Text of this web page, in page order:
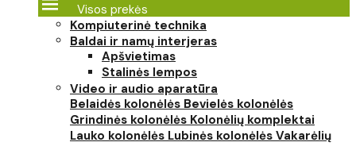
Visos prekės
Kompiuterinė technika
Baldai ir namų interjeras
Apšvietimas
Stalinės lempos
Video ir audio aparatūra
Belaidės kolonėlės Bevielės kolonėlės
Grindinės kolonėlės Kolonėlių komplektai
Lauko kolonėlės Lubinės kolonėlės Vakarėlių